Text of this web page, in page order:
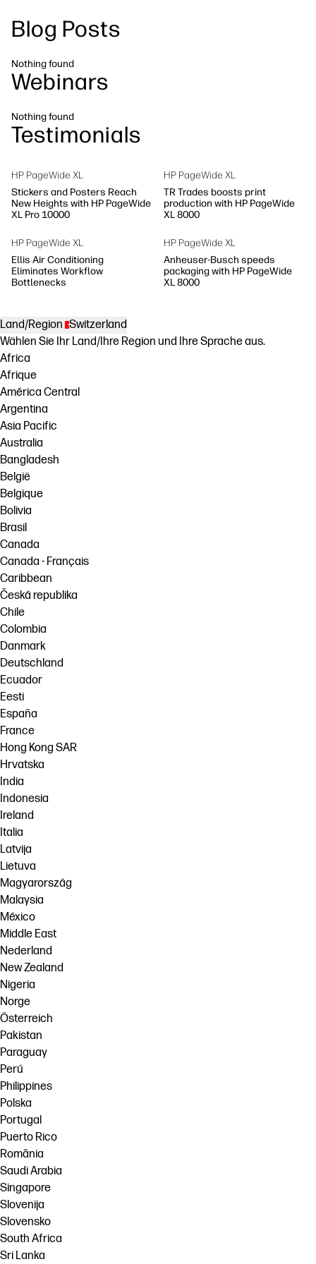
Workflow-Lösungen
Blog Posts
Nothing found
Webinars
Nothing found
Testimonials
HP PageWide XL
Stickers and Posters Reach
New Heights with HP PageWide
XL Pro 10000
HP PageWide XL
TR Trades boosts print
production with HP PageWide
XL 8000
HP PageWide XL
Ellis Air Conditioning
Eliminates Workflow
Bottlenecks
HP PageWide XL
Anheuser-Busch speeds
packaging with HP PageWide
XL 8000
Land/Region Switzerland
Wählen Sie Ihr Land/Ihre Region und Ihre Sprache aus.
Africa
Afrique
América Central
Argentina
Asia Pacific
Australia
Bangladesh
België
Belgique
Bolivia
Brasil
Canada
Canada - Français
Caribbean
Česká republika
Chile
Colombia
Danmark
Deutschland
Ecuador
Eesti
España
France
Hong Kong SAR
Hrvatska
India
Indonesia
Ireland
Italia
Latvija
Lietuva
Magyarország
Malaysia
México
Middle East
Nederland
New Zealand
Nigeria
Norge
Österreich
Pakistan
Paraguay
Perú
Philippines
Polska
Portugal
Puerto Rico
România
Saudi Arabia
Singapore
Slovenija
Slovensko
South Africa
Sri Lanka